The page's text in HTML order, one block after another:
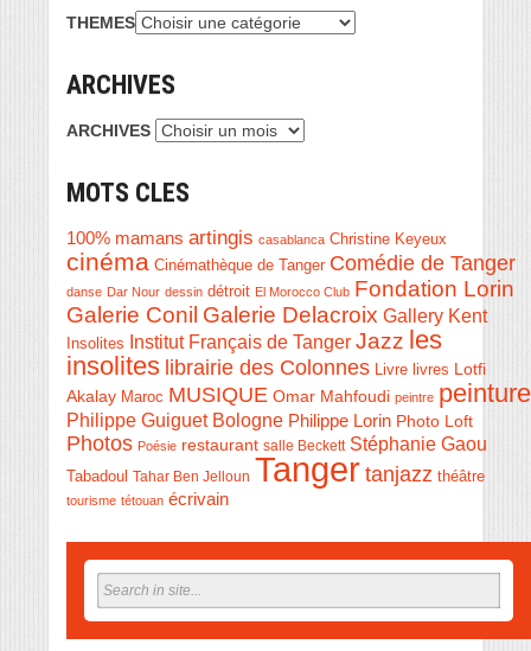
THEMES
ARCHIVES
ARCHIVES
MOTS CLES
100% mamans artingis casablanca Christine Keyeux
cinéma Cinémathèque de Tanger Comédie de Tanger
danse Dar Nour dessin détroit El Morocco Club Fondation Lorin
Galerie Conil Galerie Delacroix Gallery Kent
Insolites Institut Français de Tanger Jazz les
insolites librairie des Colonnes Livre livres Lotfi
Akalay Maroc MUSIQUE Omar Mahfoudi peintre peinture
Philippe Guiguet Bologne Philippe Lorin Photo Loft
Photos Poésie restaurant salle Beckett Stéphanie Gaou
Tabadoul Tahar Ben Jelloun Tanger tanjazz théâtre
tourisme tétouan écrivain